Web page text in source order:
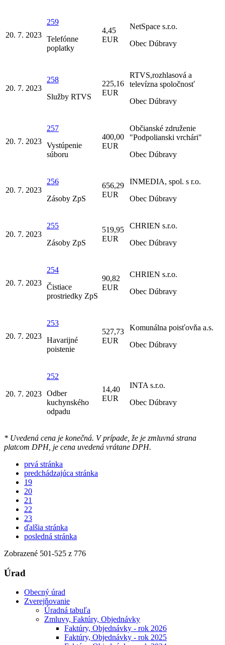
20. 7. 2023
259
Telefónne
poplatky
4,45
EUR
NetSpace s.r.o.
Obec Dúbravy
20. 7. 2023
258
Služby RTVS
225,16
EUR
RTVS,rozhlasová a
televízna spoločnosť
Obec Dúbravy
20. 7. 2023
257
Vystúpenie
súboru
400,00
EUR
Občianské združenie
"Podpolianski vrchári"
Obec Dúbravy
20. 7. 2023
256
Zásoby ZpS
656,29
EUR
INMEDIA, spol. s r.o.
Obec Dúbravy
20. 7. 2023
255
Zásoby ZpS
519,95
EUR
CHRIEN s.r.o.
Obec Dúbravy
20. 7. 2023
254
Čistiace
prostriedky ZpS
90,82
EUR
CHRIEN s.r.o.
Obec Dúbravy
20. 7. 2023
253
Havarijné
poistenie
527,73
EUR
Komunálna poisťovňa a.s.
Obec Dúbravy
20. 7. 2023
252
Odber
kuchynského
odpadu
14,40
EUR
INTA s.r.o.
Obec Dúbravy
* Uvedená cena je konečná. V prípade, že je zmluvná strana
platcom DPH, je cena uvedená vrátane DPH.
prvá stránka
predchádzajúca stránka
19
20
21
22
23
ďalšia stránka
posledná stránka
Zobrazené 501-525 z 776
Úrad
Obecný úrad
Zverejňovanie
Úradná tabuľa
Zmluvy, Faktúry, Objednávky
Faktúry, Objednávky - rok 2026
Faktúry, Objednávky - rok 2025